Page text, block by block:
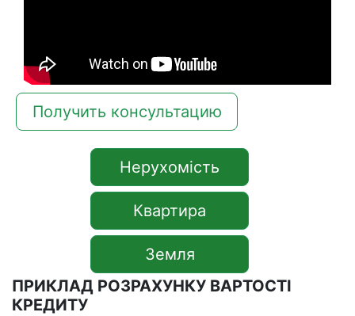
Получить консультацию
Нерухомість
Квартира
Земля
ПРИКЛАД РОЗРАХУНКУ ВАРТОСТІ
КРЕДИТУ